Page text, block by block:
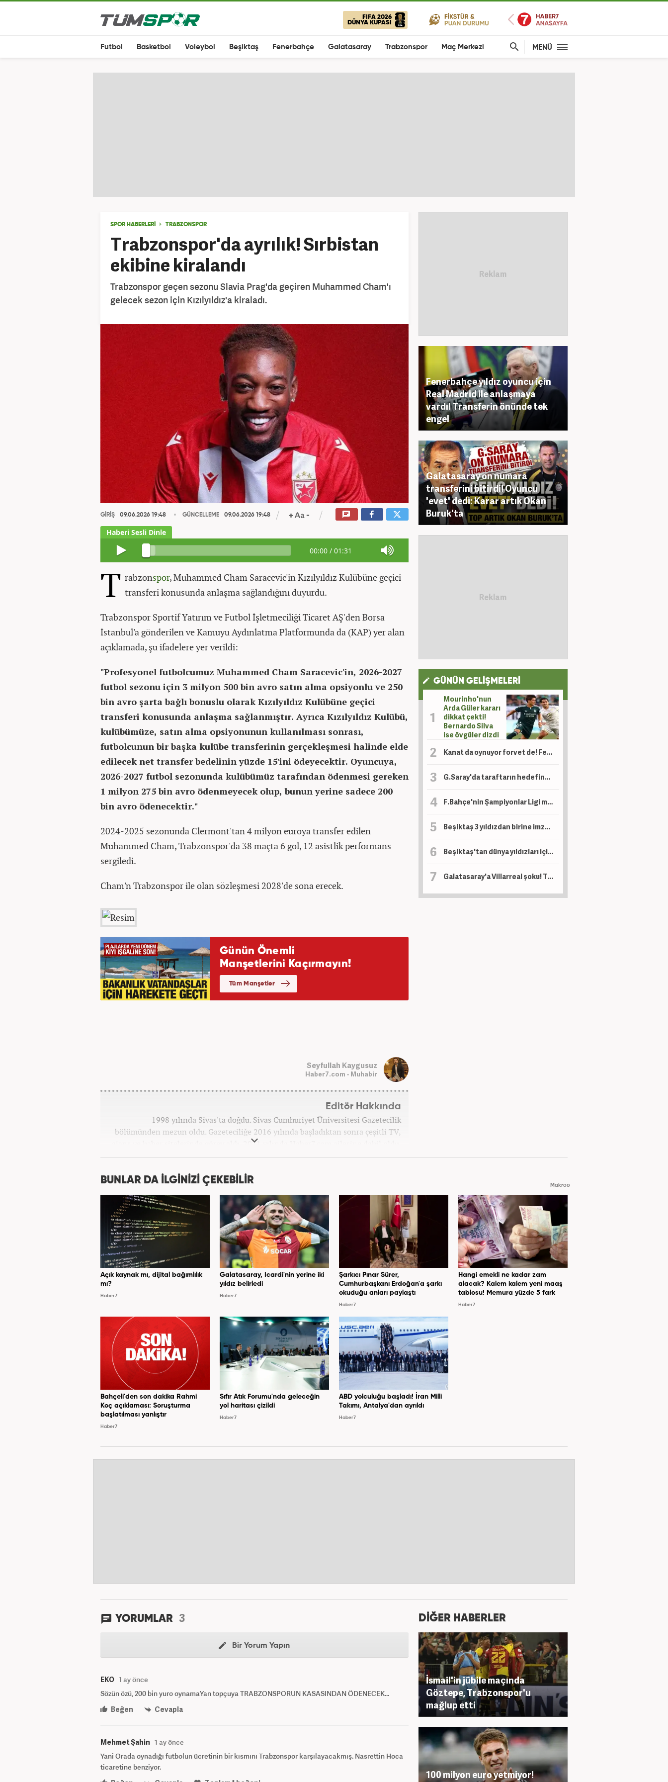
FIFA 2026
DÜNYA KUPASI
Futbol Basketbol Voleybol Beşiktaş Fenerbahçe Galatasaray Trabzonspor Maç Merkezi MENÜ
SPOR HABERLERİ TRABZONSPOR
Trabzonspor'da ayrılık! Sırbistan
ekibine kiralandı
Trabzonspor geçen sezonu Slavia Prag'da geçiren Muhammed Cham'ı
gelecek sezon için Kızılyıldız'a kiraladı.
GİRİŞ 09.06.2026 19:48 GÜNCELLEME 09.06.2026 19:48
00:00 / 01:31
T rabzonspor, Muhammed Cham Saracevic'in Kızılyıldız Kulübüne geçici
transferi konusunda anlaşma sağlandığını duyurdu.
Trabzonspor Sportif Yatırım ve Futbol İşletmeciliği Ticaret AŞ'den Borsa
İstanbul'a gönderilen ve Kamuyu Aydınlatma Platformunda da (KAP) yer alan
açıklamada, şu ifadelere yer verildi:
"Profesyonel futbolcumuz Muhammed Cham Saracevic'in, 2026-2027
futbol sezonu için 3 milyon 500 bin avro satın alma opsiyonlu ve 250
bin avro şarta bağlı bonuslu olarak Kızılyıldız Kulübüne geçici
transferi konusunda anlaşma sağlanmıştır. Ayrıca Kızılyıldız Kulübü,
kulübümüze, satın alma opsiyonunun kullanılması sonrası,
futbolcunun bir başka kulübe transferinin gerçekleşmesi halinde elde
edilecek net transfer bedelinin yüzde 15'ini ödeyecektir. Oyuncuya,
2026-2027 futbol sezonunda kulübümüz tarafından ödenmesi gereken
1 milyon 275 bin avro ödenmeyecek olup, bunun yerine sadece 200
bin avro ödenecektir."
2024-2025 sezonunda Clermont'tan 4 milyon euroya transfer edilen
Muhammed Cham, Trabzonspor'da 38 maçta 6 gol, 12 asistlik performans
sergiledi.
Cham'n Trabzonspor ile olan sözleşmesi 2028'de sona erecek.
Seyfullah Kaygusuz
Haber7.com - Muhabir
Editör Hakkında
1998 yılında Sivas'ta doğdu. Sivas Cumhuriyet Üniversitesi Gazetecilik
bölümünden mezun oldu. Gazeteciliğe 2016 yılında başladıktan sonra çeşitli TV,
ajans ve haber sitelerinde görev aldı. 2021 yılında Haber7.com ailesine dahil oldu.
Osmanlıca ve İngilizce bilmektedir. Mesleki hayatına Haber7.com’da devam
Fenerbahçe yıldız oyuncu için
Real Madrid ile anlaşmaya
vardı! Transferin önünde tek
engel
Galatasaray on numara
transferini bitirdi! Oyuncu
'evet' dedi: Karar artık Okan
Buruk'ta
GÜNÜN GELİŞMELERİ
Mourinho'nun
Arda Güler kararı
dikkat çekti!
Bernardo Silva
ise övgüler dizdi
Kanat da oynuyor forvet de! Fenerbahçe’ye 30 milyon euroluk yıldız: Tek engel var
G.Saray'da taraftarın hedefindeki isim hesabını kapattı
F.Bahçe'nin Şampiyonlar Ligi maçında akılalmaz olay!
Beşiktaş 3 yıldızdan birine imza attıracak
Beşiktaş'tan dünya yıldızları için hamle! Listenin başındaki ismi Italiano çok istiyor
Galatasaray'a Villarreal şoku! Taraftardan yönetime sert tepki
BUNLAR DA İLGİNİZİ ÇEKEBİLİR Makroo
Açık kaynak mı, dijital bağımlılık
mı?
Haber7
Galatasaray, Icardi'nin yerine iki
yıldız belirledi
Haber7
Şarkıcı Pınar Sürer,
Cumhurbaşkanı Erdoğan'a şarkı
okuduğu anları paylaştı
Haber7
Hangi emekli ne kadar zam
alacak? Kalem kalem yeni maaş
tablosu! Memura yüzde 5 fark
Haber7
Bahçeli'den son dakika Rahmi
Koç açıklaması: Soruşturma
başlatılması yanlıştır
Haber7
Sıfır Atık Forumu'nda geleceğin
yol haritası çizildi
Haber7
ABD yolculuğu başladı! İran Milli
Takımı, Antalya'dan ayrıldı
Haber7
YORUMLAR 3
Bir Yorum Yapın
EKO 1 ay önce
Sözün özü, 200 bin yuro oynamaYan topçuya TRABZONSPORUN KASASINDAN ÖDENECEK...
Beğen
Cevapla
Mehmet Şahin 1 ay önce
Yani Orada oynadığı futbolun ücretinin bir kısmını Trabzonspor karşılayacakmış. Nasrettin Hoca
ticaretine benziyor.
DİĞER HABERLER
İsmail'in jübile maçında
Göztepe, Trabzonspor'u
mağlup etti
100 milyon euro yetmiyor!